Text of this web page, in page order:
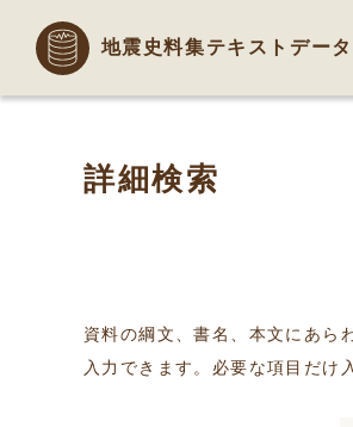
地震史料集テキストデー
詳細検索
資料の綱文、書名、本文にあら
入力できます。必要な項目だけ